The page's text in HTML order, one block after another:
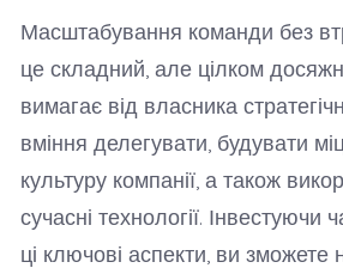
Масштабування команди без
це складний, але цілком
вимагає від власника
вміння делегувати, будувати
культуру компанії, а також
сучасні технології. Інвестуючи
ці ключові аспекти, ви зможете